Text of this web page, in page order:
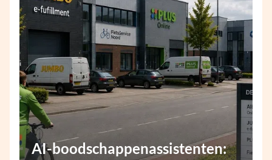
AI-boodschappenassistenten: